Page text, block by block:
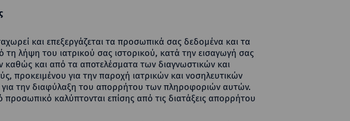
και επεξεργάζεται τα προσωπικά σας δεδομένα και τα
λήψη του ιατρικού σας ιστορικού, κατά την εισαγωγή σας
καθώς και από τα αποτελέσματα των διαγνωστικών και
προκειμένου για την παροχή ιατρικών και νοσηλευτικών
την διαφύλαξη του απορρήτου των πληροφοριών αυτών.
προσωπικό καλύπτονται επίσης από τις διατάξεις απορρήτου